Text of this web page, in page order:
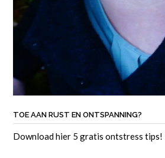
TOE AAN RUST EN ONTSPANNING?
Download hier 5 gratis ontstress tips!